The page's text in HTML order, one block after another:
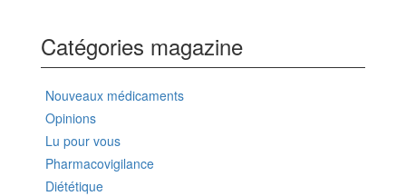
Catégories magazine
Nouveaux médicaments
Opinions
Lu pour vous
Pharmacovigilance
Diététique